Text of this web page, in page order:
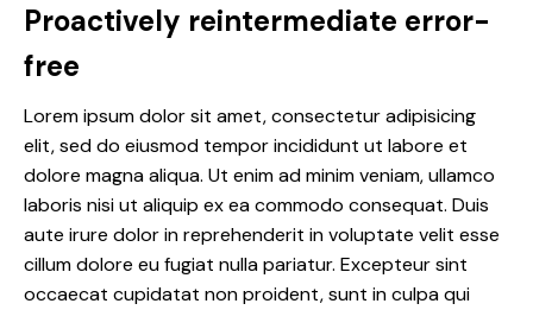
Proactively reintermediate error-
free
Lorem ipsum dolor sit amet, consectetur adipisicing
elit, sed do eiusmod tempor incididunt ut labore et
dolore magna aliqua. Ut enim ad minim veniam, ullamco
laboris nisi ut aliquip ex ea commodo consequat. Duis
aute irure dolor in reprehenderit in voluptate velit esse
cillum dolore eu fugiat nulla pariatur. Excepteur sint
occaecat cupidatat non proident, sunt in culpa qui